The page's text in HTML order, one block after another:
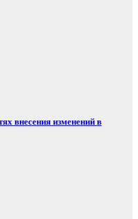
внесения изменений в